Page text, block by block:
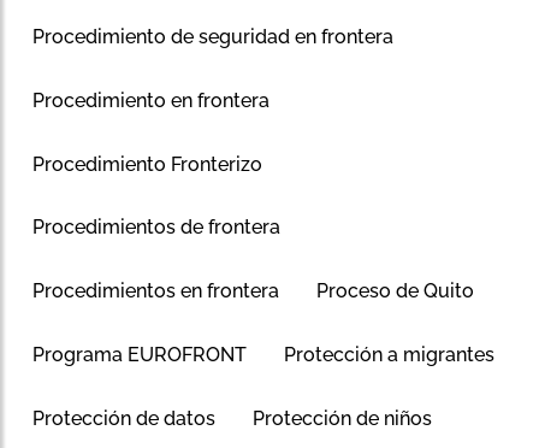
Procedimiento de seguridad en frontera
Procedimiento en frontera
Procedimiento Fronterizo
Procedimientos de frontera
Procedimientos en frontera Proceso de Quito
Programa EUROFRONT Protección a migrantes
Protección de datos Protección de niños